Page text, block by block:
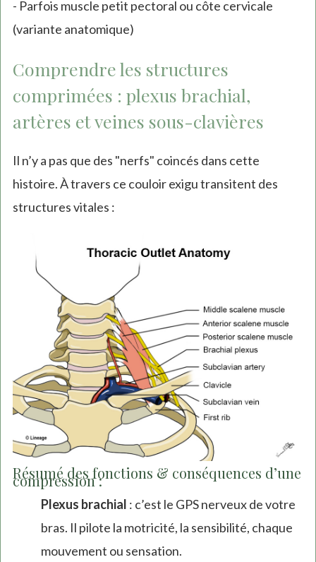
- Parfois muscle petit pectoral ou côte cervicale
(variante anatomique)
Comprendre les structures
comprimées : plexus brachial,
artères et veines sous-clavières
Il n’y a pas que des "nerfs" coincés dans cette
histoire. À travers ce couloir exigu transitent des
structures vitales :
Résumé des fonctions & conséquences d’une
compression :
Plexus brachial : c’est le GPS nerveux de votre
bras. Il pilote la motricité, la sensibilité, chaque
mouvement ou sensation.